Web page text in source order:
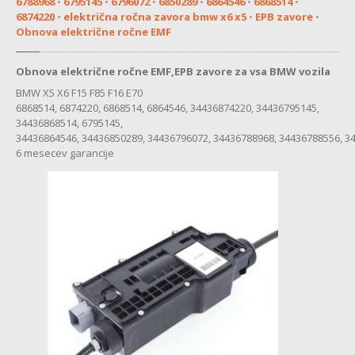
MENJALNIK
MULTIMEDIJA
KOMFORTNAELEKTRONIKA
ZAVORE
SERVO VOLAN
MULTIMEDIJA
SERVOVOLAN
BATERIJA
6874220 • električna ročna zavora bmw x6 x5 • EPB zavore •
Obnova električne ročne EMF
Obnova električne ročne EMF,EPB zavore za vsa BMW vozila
BMW X5 X6 F15 F85 F16 E70
6868514, 6874220, 6868514, 6864546, 34436874220, 34436795145,
34436868514, 6795145,
34436864546, 34436850289, 34436796072, 34436788968, 34436788556,
6 mesecev garancije